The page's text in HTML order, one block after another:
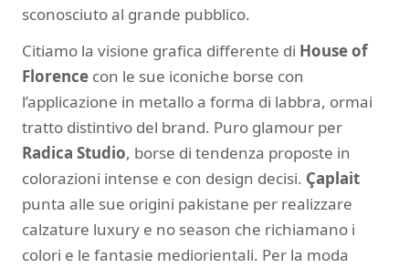
sconosciuto al grande pubblico.
Citiamo la visione grafica differente di House of
Florence con le sue iconiche borse con
l’applicazione in metallo a forma di labbra, ormai
tratto distintivo del brand. Puro glamour per
Radica Studio, borse di tendenza proposte in
colorazioni intense e con design decisi. Çaplait
punta alle sue origini pakistane per realizzare
calzature luxury e no season che richiamano i
colori e le fantasie mediorientali. Per la moda